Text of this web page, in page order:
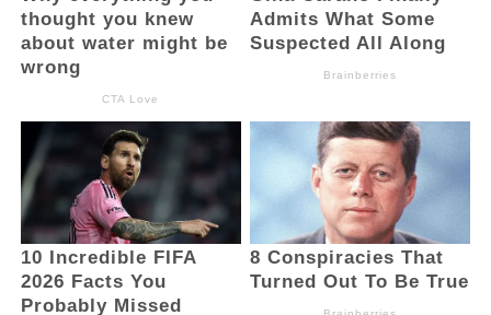
Posigadan ke-21, mari kita mempererat
kebersamaan kekeluargaan untuk
membangun Kabupaten Bolsel,” pinta